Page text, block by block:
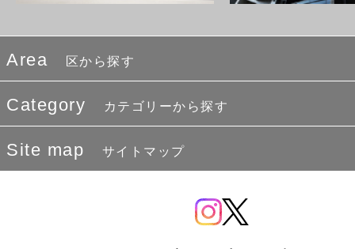
Area 区から探す
Category カテゴリーから探す
Site map サイトマップ